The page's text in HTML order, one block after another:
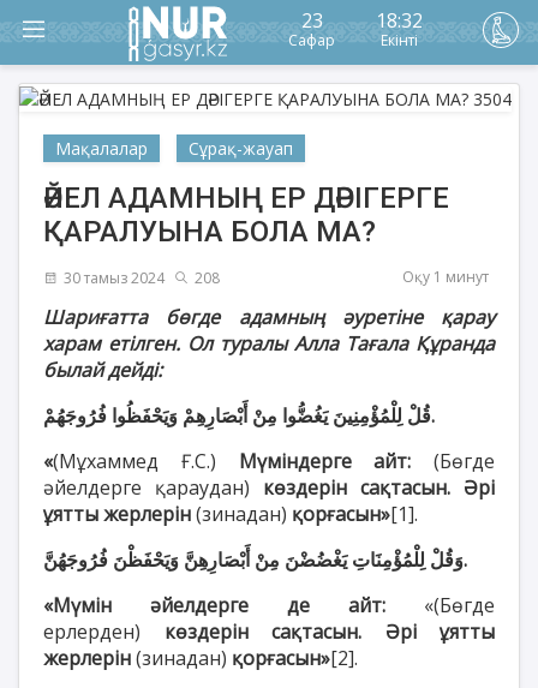
23
Сафар
18:32
Екінті
Мақалалар Сұрақ-жауап
ӘЙЕЛ АДАМНЫҢ ЕР ДӘРІГЕРГЕ
ҚАРАЛУЫНА БОЛА МА?
30 тамыз 2024 208 Оқу 1 минут
Шариғатта бөгде адамның әуретіне қарау
харам етілген. Ол туралы Алла Тағала Құранда
былай дейді:
قُلْ لِلْمُؤْمِنِينَ يَغُضُّوا مِنْ أَبْصَارِهِمْ وَيَحْفَظُوا فُرُوجَهُمْ.
«(Мұхаммед Ғ.С.) Мүміндерге айт: (Бөгде
әйелдерге қараудан) көздерін сақтасын. Әрі
ұятты жерлерін(зинадан) қорғасын»[1].
وَقُلْ لِلْمُؤْمِنَاتِ يَغْضُضْنَ مِنْ أَبْصَارِهِنَّ وَيَحْفَظْنَ فُرُوجَهُنَّ.
«Мүмін әйелдерге де айт: «(Бөгде
ерлерден) көздерін сақтасын. Әрі ұятты
жерлерін(зинадан) қорғасын»[2].